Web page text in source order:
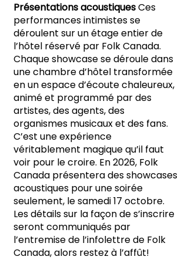
Présentations acoustiquesCes
performances intimistes se
déroulent sur un étage entier de
l’hôtel réservé par Folk Canada.
Chaque showcase se déroule dans
une chambre d’hôtel transformée
en un espace d’écoute chaleureux,
animé et programmé par des
artistes, des agents, des
organismes musicaux et des fans.
C’est une expérience
véritablement magique qu’il faut
voir pour le croire. En 2026, Folk
Canada présentera des showcases
acoustiques pour une soirée
seulement, le samedi 17 octobre.
Les détails sur la façon de s’inscrire
seront communiqués par
l’entremise de l’infolettre de Folk
Canada, alors restez à l’affût!